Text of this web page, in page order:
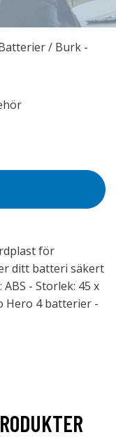
för
ditt batteri säkert
- Storlek: 45 x
Hero 4 batterier -